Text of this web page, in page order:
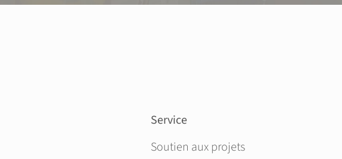
Service
Aller au contenu
Soutien aux projets